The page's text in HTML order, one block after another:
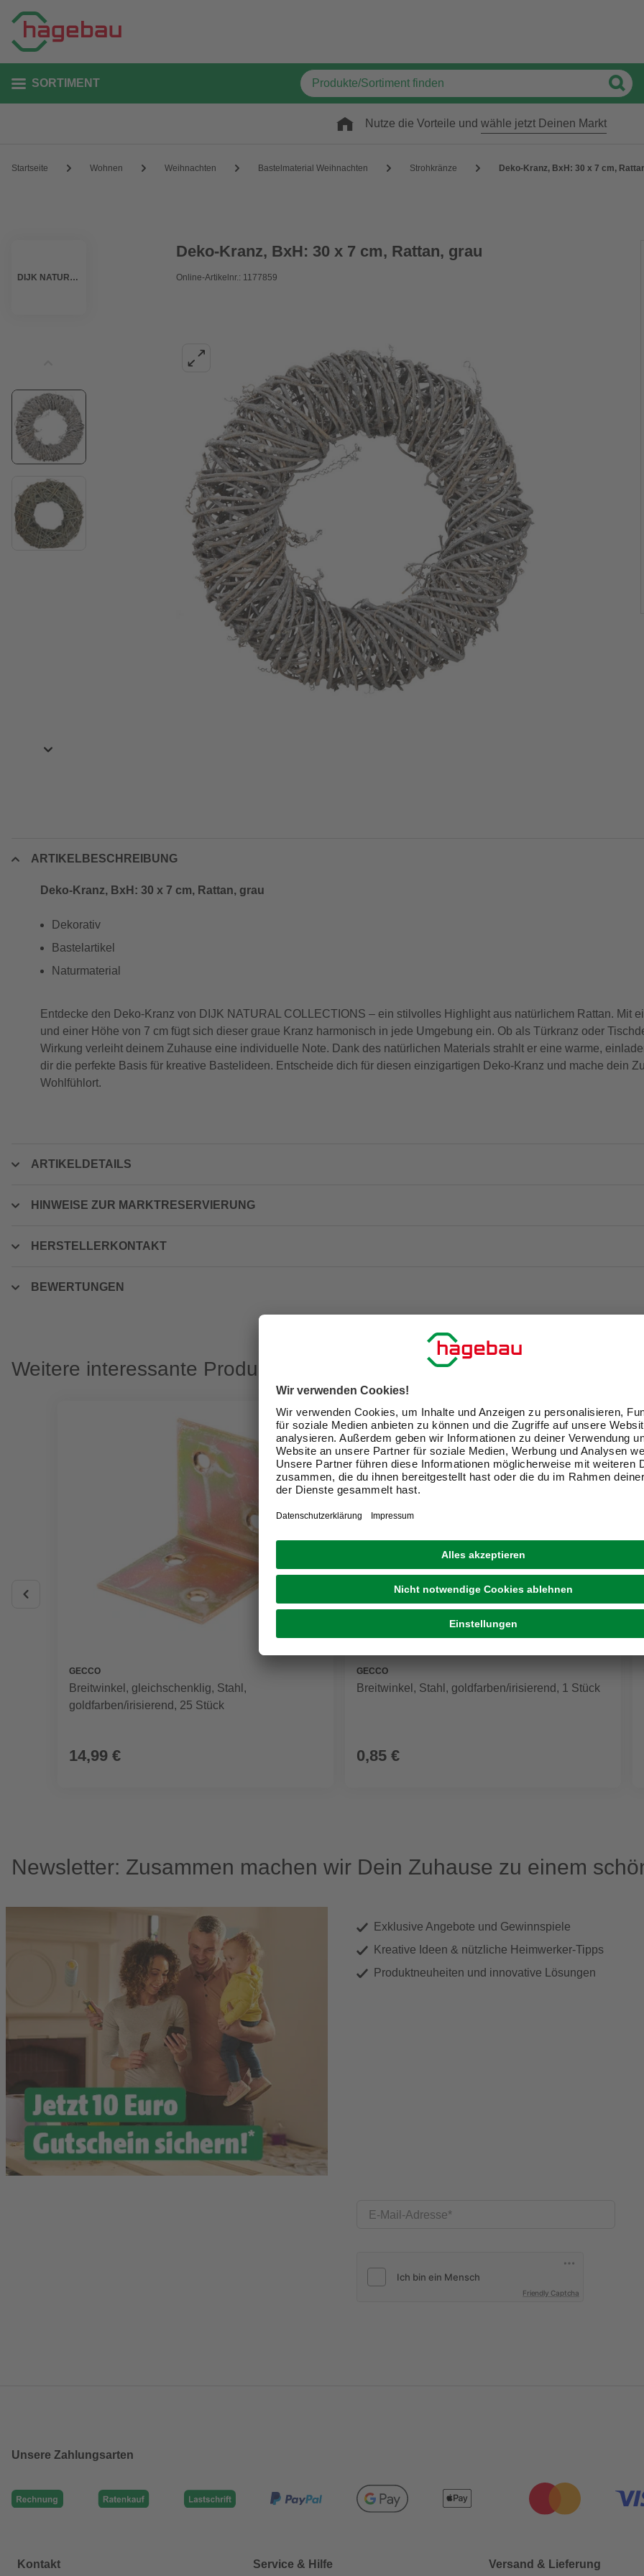
SORTIMENT
Nutze die Vorteile und wähle jetzt Deinen Markt
Startseite Wohnen Weihnachten Bastelmaterial Weihnachten Strohkränze Deko-Kranz, BxH: 30 x 7 cm,
DIJK NATURAL COLLECTIONS
Deko-Kranz, BxH: 30 x 7 cm, Rattan, grau
Online-Artikelnr.: 1177859
ARTIKELBESCHREIBUNG
Deko-Kranz, BxH: 30 x 7 cm, Rattan, grau
Dekorativ
Bastelartikel
Naturmaterial
Entdecke den Deko-Kranz von DIJK NATURAL COLLECTIONS – ein stilvolles Highlight aus natürlichem Rattan. Mit
und einer Höhe von 7 cm fügt sich dieser graue Kranz harmonisch in jede Umgebung ein. Ob als Türkranz oder
Wirkung verleiht deinem Zuhause eine individuelle Note. Dank des natürlichen Materials strahlt er eine warme,
dir die perfekte Basis für kreative Bastelideen. Entscheide dich für diesen einzigartigen Deko-Kranz und mache dein
Wohlfühlort.
ARTIKELDETAILS
HINWEISE ZUR MARKTRESERVIERUNG
HERSTELLERKONTAKT
BEWERTUNGEN
Weitere interessante Produkte
GECCO
Breitwinkel, gleichschenklig, Stahl,
goldfarben/irisierend, 25 Stück
14,99 €
GECCO
Breitwinkel, Stahl, goldfarben/irisierend, 1 Stück
0,85 €
Newsletter: Zusammen machen wir Dein Zuhause zu einem
Exklusive Angebote und Gewinnspiele
Kreative Ideen & nützliche Heimwerker-Tipps
Produktneuheiten und innovative Lösungen
E-Mail-Adresse
Friendly Captcha
Unsere Zahlungsarten
Kontakt Service & Hilfe Versand & Lieferung